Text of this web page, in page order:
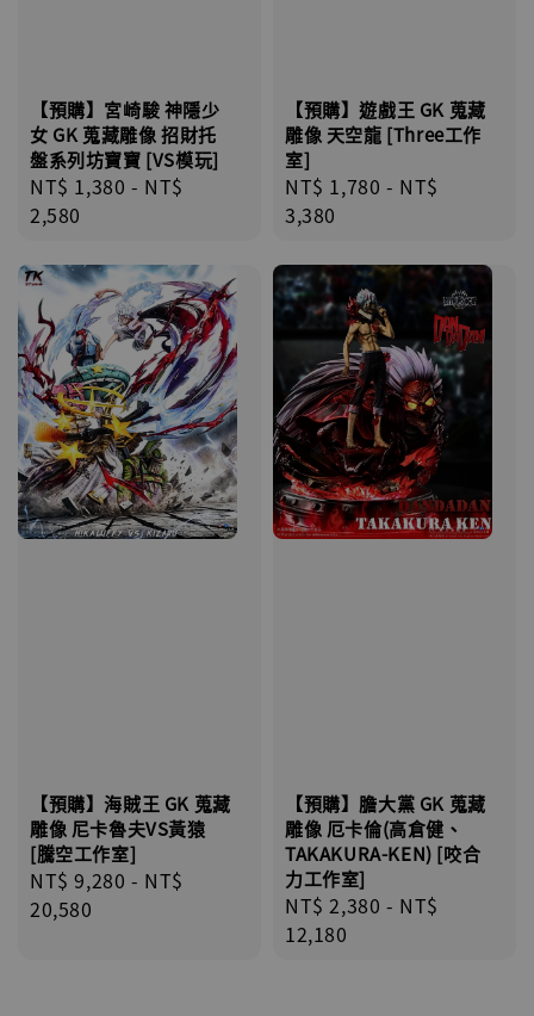
【預購】宮崎駿 神隱少
女 GK 蒐藏雕像 招財托
盤系列坊寶寶 [VS模玩]
Regular
price
NT$ 1,380 - NT$
2,580
【預購】遊戲王 GK 蒐藏
雕像 天空龍 [Three工作
室]
Regular
price
NT$ 1,780 - NT$
3,380
【預購】海賊王 GK 蒐藏
雕像 尼卡魯夫VS黃猿
[騰空工作室]
Regular
price
NT$ 9,280 - NT$
20,580
【預購】膽大黨 GK 蒐藏
雕像 厄卡倫(高倉健、
TAKAKURA-KEN) [咬合
力工作室]
Regular
price
NT$ 2,380 - NT$
12,180